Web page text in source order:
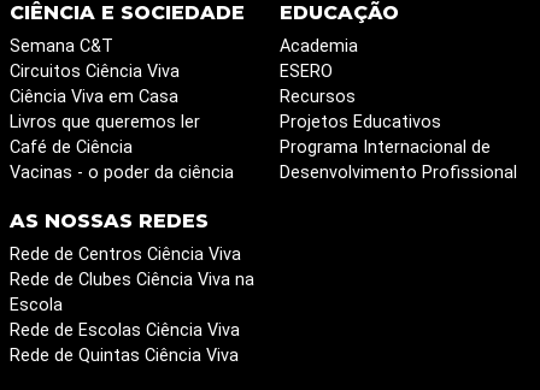
CIÊNCIA E SOCIEDADE
Semana C&T
Circuitos Ciência Viva
Ciência Viva em Casa
Livros que queremos ler
Café de Ciência
Vacinas - o poder da ciência
EDUCAÇÃO
Academia
ESERO
Recursos
Projetos Educativos
Programa Internacional de
Desenvolvimento Profissional
AS NOSSAS REDES
Rede de Centros Ciência Viva
Rede de Clubes Ciência Viva na
Escola
Rede de Escolas Ciência Viva
Rede de Quintas Ciência Viva